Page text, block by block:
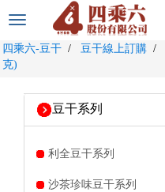
選
切
四乘六-豆干 豆干線上訂購
克)
豆干系列
利全豆干系列
沙茶珍味豆干系列